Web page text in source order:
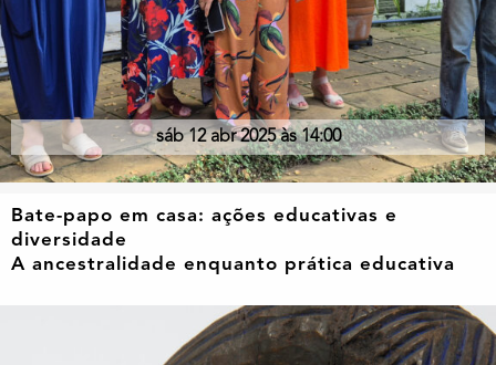
sáb 12 abr 2025 às 14:00
Bate-papo em casa: ações educativas e
diversidade
A ancestralidade enquanto prática educativa